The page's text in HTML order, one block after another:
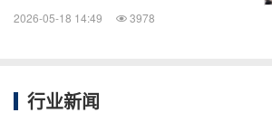
2026-05-18 14:49 3978
行业新闻